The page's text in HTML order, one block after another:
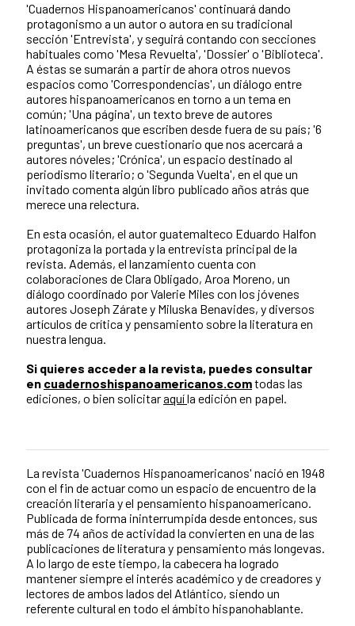
'Cuadernos Hispanoamericanos' continuará dando
protagonismo a un autor o autora en su tradicional
sección 'Entrevista', y seguirá contando con secciones
habituales como 'Mesa Revuelta', 'Dossier' o 'Biblioteca'.
A éstas se sumarán a partir de ahora otros nuevos
espacios como 'Correspondencias', un diálogo entre
autores hispanoamericanos en torno a un tema en
común; 'Una página', un texto breve de autores
latinoamericanos que escriben desde fuera de su país; '6
preguntas', un breve cuestionario que nos acercará a
autores nóveles; 'Crónica', un espacio destinado al
periodismo literario; o 'Segunda Vuelta', en el que un
invitado comenta algún libro publicado años atrás que
merece una relectura.
En esta ocasión, el autor guatemalteco Eduardo Halfon
protagoniza la portada y la entrevista principal de la
revista. Además, el lanzamiento cuenta con
colaboraciones de Clara Obligado, Aroa Moreno, un
diálogo coordinado por Valerie Miles con los jóvenes
autores Joseph Zárate y Miluska Benavides, y diversos
artículos de crítica y pensamiento sobre la literatura en
nuestra lengua.
Si quieres acceder a la revista, puedes consultar
en cuadernoshispanoamericanos.comtodas las
ediciones, o bien solicitaraquíla edición en papel.
La revista 'Cuadernos Hispanoamericanos' nació en 1948
con el fin de actuar como un espacio de encuentro de la
creación literaria y el pensamiento hispanoamericano.
Publicada de forma ininterrumpida desde entonces, sus
más de 74 años de actividad la convierten en una de las
publicaciones de literatura y pensamiento más longevas.
A lo largo de este tiempo, la cabecera ha logrado
mantener siempre el interés académico y de creadores y
lectores de ambos lados del Atlántico, siendo un
referente cultural en todo el ámbito hispanohablante.